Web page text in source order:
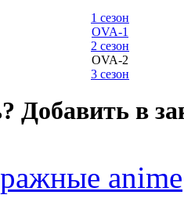
1 сезон
OVA-1
2 сезон
OVA-2
3 сезон
Добавить в
anime